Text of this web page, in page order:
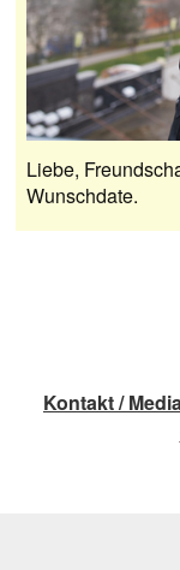
Liebe,
Wunschdate.
Kontakt /